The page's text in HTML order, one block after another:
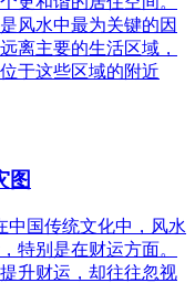
风水中最为关键的因
离主要的生活区域，
于这些区域的附近
图
中国传统文化中，风水
特别是在财运方面。
升财运，却往往忽视